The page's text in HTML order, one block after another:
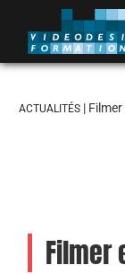
ACTUALITÉS |
Filmer